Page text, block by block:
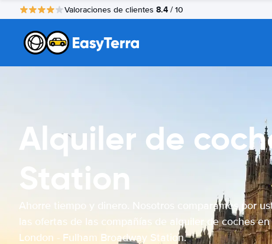
Valoraciones de clientes 8.4 / 10
Alquiler de
Station
Ahorre tiempo y dinero. Nosotros comparamos por
las ofertas de las compañías de alquiler de coches en
London - Fulham Broadway Station.